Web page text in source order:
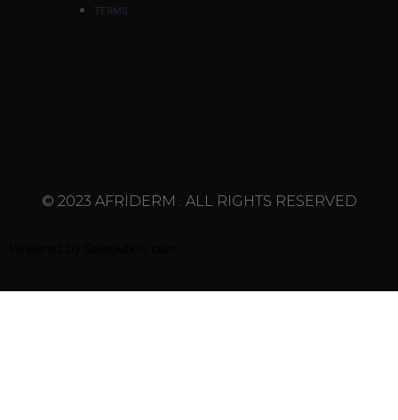
TERMS
© 2023 AFRIDERM . ALL RIGHTS RESERVED